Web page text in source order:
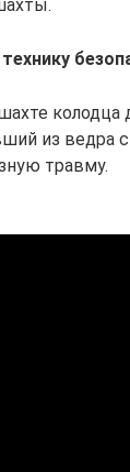
колодца
из ведра
травму.